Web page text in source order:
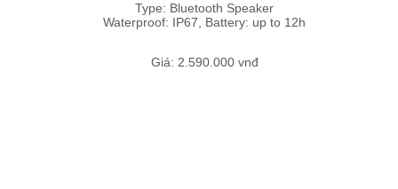
Type: Bluetooth Speaker
Waterproof: IP67, Battery: up to 12h
Giá: 2.590.000 vnđ